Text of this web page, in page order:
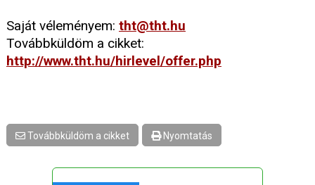
Saját véleményem: tht@tht.hu
Továbbküldöm a cikket:
http://www.tht.hu/hirlevel/offer.php
Továbbküldöm a cikket Nyomtatás